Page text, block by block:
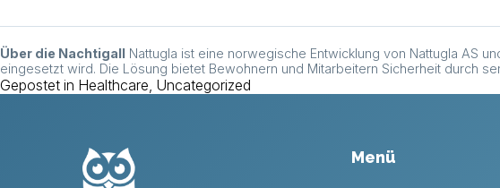
Über die Nachtigall Nattugla ist eine norwegische Entwicklung von Nattugla AS
eingesetzt wird. Die Lösung bietet Bewohnern und Mitarbeitern Sicherheit durch
Gepostet in Healthcare, Uncategorized
Menü